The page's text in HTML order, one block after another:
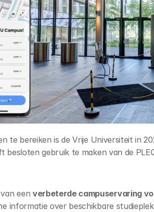
te bereiken is de Vrije Universiteit in
besloten gebruik te maken van de
een verbeterde campuservaring
informatie over beschikbare